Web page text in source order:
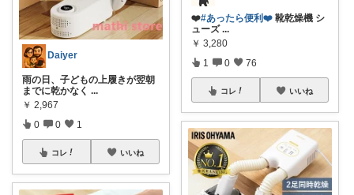
Daiyer
雨の日、子どもの上履きが翌朝
までに乾かなく ...
￥ 2,967
0 0 1
コレ いいね
❤️#あったら便利❤️ 靴乾燥機 シ
ューズ ...
￥ 3,280
1 0 76
コレ いいね